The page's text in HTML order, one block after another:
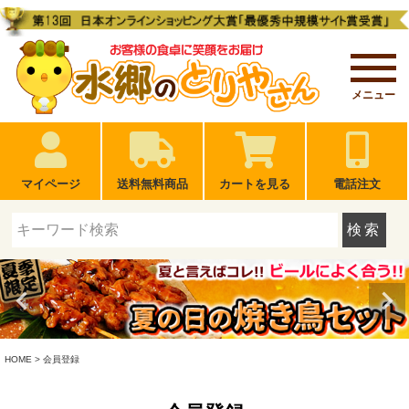
メニュー
マイページ 送料無料商品 カートを見る 電話注文
検索
HOME 会員登録